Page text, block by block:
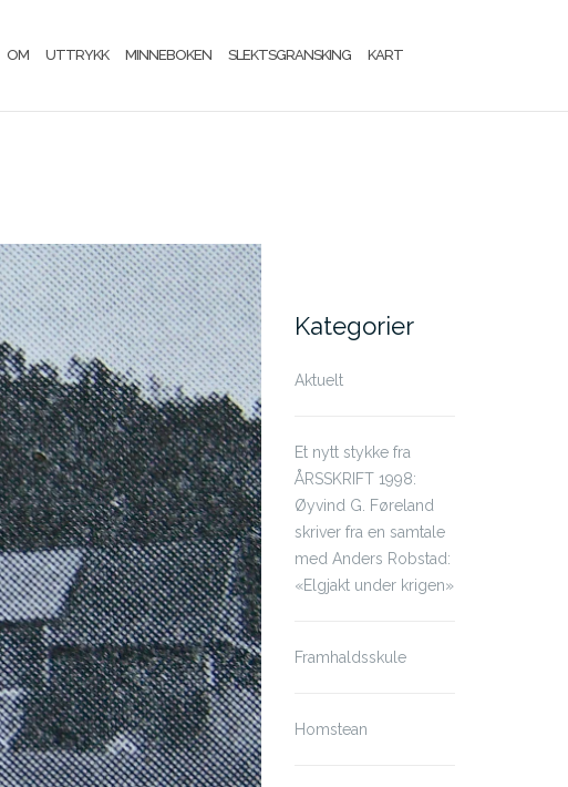
OM UTTRYKK MINNEBOKEN SLEKTSGRANSKING KART
Kategorier
Aktuelt
Et nytt stykke fra
ÅRSSKRIFT 1998:
Øyvind G. Føreland
skriver fra en samtale
med Anders Robstad:
«Elgjakt under krigen»
Framhaldsskule
Homstean